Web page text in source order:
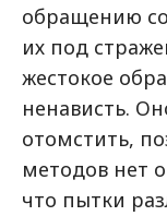
обращению
их под
жестокое
ненависть.
отомстить,
методов нет
что пытки